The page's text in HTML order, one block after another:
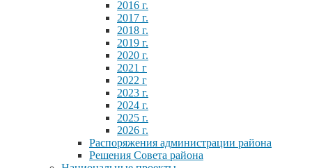
2016 г.
2017 г.
2018 г.
2019 г.
2020 г.
2021 г
2022 г
2023 г.
2024 г.
2025 г.
2026 г.
Распоряжения администрации района
Решения Совета района